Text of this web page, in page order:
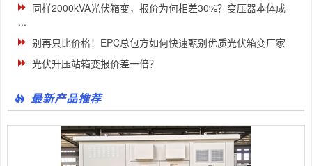
同样2000kVA光伏箱变，报价为何相差30%？变压器本体成
...
别再只比价格！EPC总包方如何快速甄别优质光伏箱变厂家
光伏升压站箱变报价差一倍？
最新产品推荐